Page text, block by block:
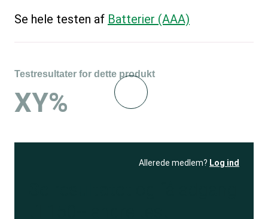
Se hele testen af Batterier (AAA)
Testresultater for dette produkt
XY%
Allerede medlem? Log ind